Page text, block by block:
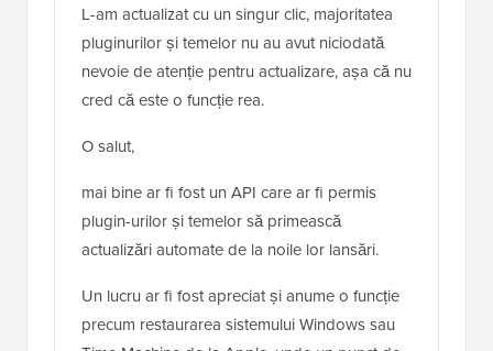
L-am actualizat cu un singur clic, majoritatea
pluginurilor și temelor nu au avut niciodată
nevoie de atenție pentru actualizare, așa că nu
cred că este o funcție rea.
O salut,
mai bine ar fi fost un API care ar fi permis
plugin-urilor și temelor să primească
actualizări automate de la noile lor lansări.
Un lucru ar fi fost apreciat și anume o funcție
precum restaurarea sistemului Windows sau